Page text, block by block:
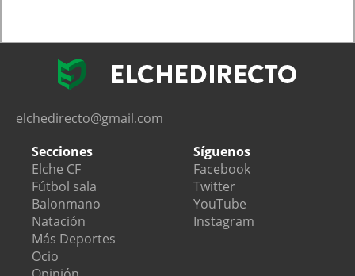
elchedirecto@gmail.com
Secciones
Elche CF
Fútbol sala
Balonmano
Natación
Más Deportes
Ocio
Síguenos
Facebook
Twitter
YouTube
Instagram